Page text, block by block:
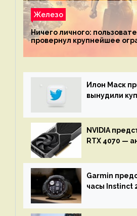
Железо
Ничего личного:
провернул крупнейшее
механике
Илон Маск
вынудили
NVIDIA
RTX 4070 —
Garmin
часы Instinct